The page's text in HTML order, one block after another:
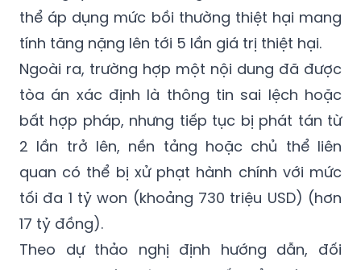
Ngoài ra, trường hợp một nội dung đã được
tòa án xác định là thông tin sai lệch hoặc
bất hợp pháp, nhưng tiếp tục bị phát tán từ
2 lần trở lên, nền tảng hoặc chủ thể liên
quan có thể bị xử phạt hành chính với mức
tối đa 1 tỷ won (khoảng 730 triệu USD) (hơn
17 tỷ đồng).
Theo dự thảo nghị định hướng dẫn, đối
tượng chịu tác động trực tiếp của các quy
định mới không phải người dùng thông